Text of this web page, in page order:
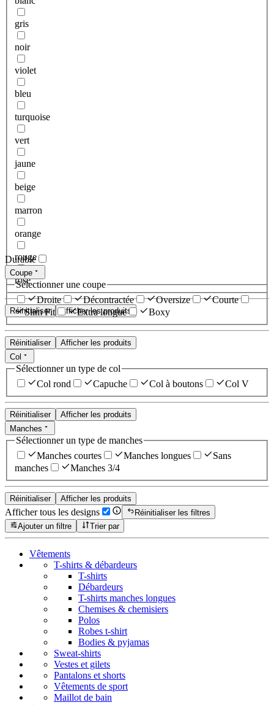
gris
noir
violet
bleu
turquoise
vert
jaune
beige
marron
orange
rouge
rose
Réinitialiser Afficher les produits
Durable
Coupe
Sélectionner une coupe
Droite
Décontractée Oversize
Courte
Slim Fit
Extra longue Boxy
Réinitialiser
Afficher les produits
Col
Sélectionner un type de col
Col rond
Capuche Col à boutons Col V
Réinitialiser
Afficher les produits
Manches
Sélectionner un type de manches
Manches courtes
Manches longues
Sans
manches
Manches 3/4
Réinitialiser Afficher les produits
Afficher tous les designs
Réinitialiser les filtres
Ajouter un filtre
Trier par
Vêtements
T-shirts & débardeurs
T-shirts
Débardeurs
T-shirts manches longues
Chemises & chemisiers
Polos
Robes t-shirt
Bodies & pyjamas
Sweat-shirts
Vestes et gilets
Pantalons et shorts
Vêtements de sport
Maillot de bain